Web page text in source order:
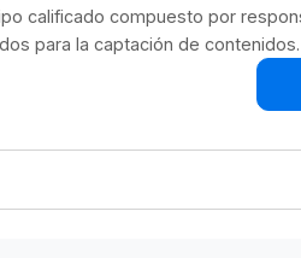
calificado compuesto por
para la captación de contenidos.